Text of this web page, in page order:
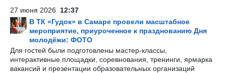
27 июня 2026 12:37
В ТК «Гудок» в Самаре провели масштабное
мероприятие, приуроченное к празднованию Дня
молодёжи: ФОТО
Для гостей были подготовлены мастер-классы,
интерактивные площадки, соревнования, тренинги, ярмарка
вакансий и презентации образовательных организаций